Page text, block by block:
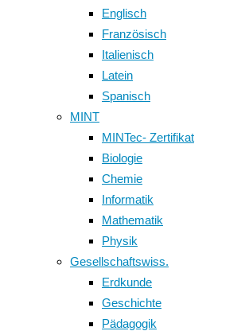
Englisch
Französisch
Italienisch
Latein
Spanisch
MINT
MINTec- Zertifikat
Biologie
Chemie
Informatik
Mathematik
Physik
Gesellschaftswiss.
Erdkunde
Geschichte
Pädagogik